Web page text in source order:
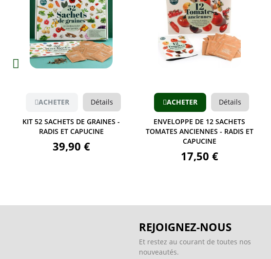
Aperçu
ACHETER Détails
KIT 52 SACHETS DE GRAINES -
RADIS ET CAPUCINE
39,90 €
ACHETER Détails
ENVELOPPE DE 12 SACHETS
TOMATES ANCIENNES - RADIS ET
CAPUCINE
17,50 €
REJOIGNEZ-NOUS
Et restez au courant de toutes nos
nouveautés.